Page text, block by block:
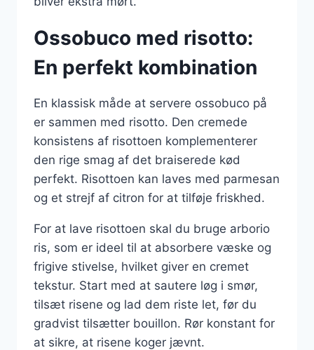
Ossobuco med risotto:
En perfekt kombination
En klassisk måde at servere ossobuco på
er sammen med risotto. Den cremede
konsistens af risottoen komplementerer
den rige smag af det braiserede kød
perfekt. Risottoen kan laves med parmesan
og et strejf af citron for at tilføje friskhed.
For at lave risottoen skal du bruge arborio
ris, som er ideel til at absorbere væske og
frigive stivelse, hvilket giver en cremet
tekstur. Start med at sautere løg i smør,
tilsæt risene og lad dem riste let, før du
gradvist tilsætter bouillon. Rør konstant for
at sikre, at risene koger jævnt.